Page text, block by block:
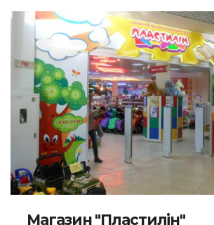
Магазин "Пластилін"